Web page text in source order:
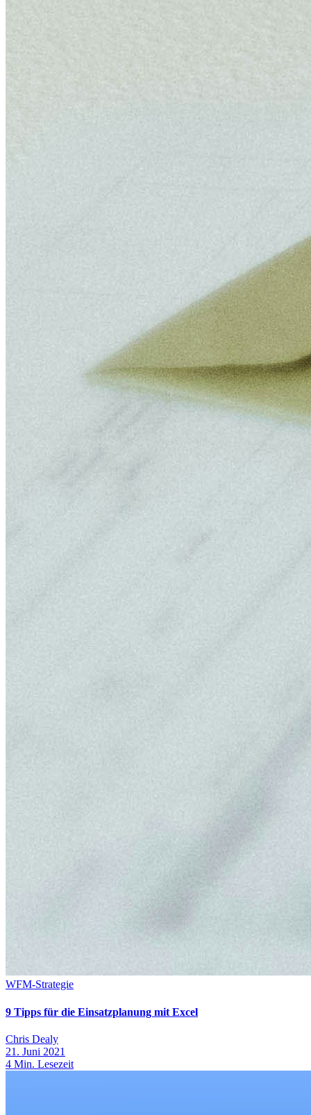
WFM-Strategie
9 Tipps für die Einsatzplanung mit Excel
Chris Dealy
21. Juni 2021
4 Min. Lesezeit